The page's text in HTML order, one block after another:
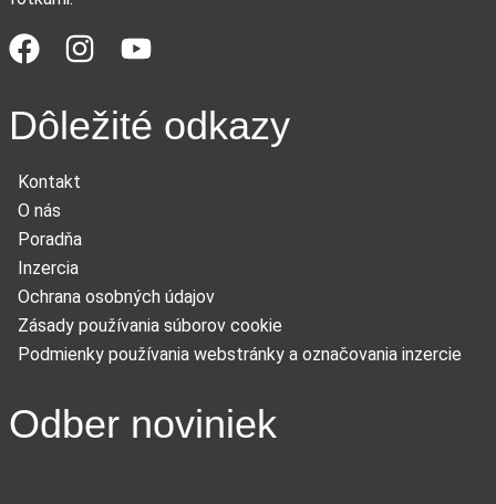
Dôležité odkazy
Kontakt
O nás
Poradňa
Inzercia
Ochrana osobných údajov
Zásady používania súborov cookie
Podmienky používania webstránky a označovania inzercie
Odber noviniek